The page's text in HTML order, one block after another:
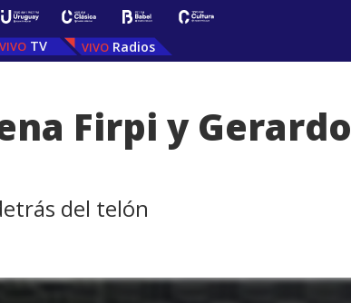
TV Radios
Firpi y Gerardo
del telón